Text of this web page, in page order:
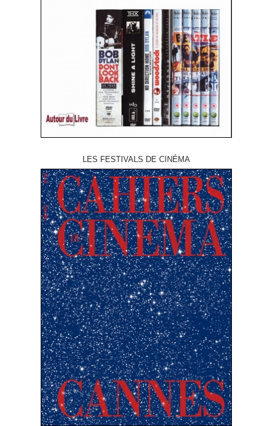
LES FESTIVALS DE CINÉMA